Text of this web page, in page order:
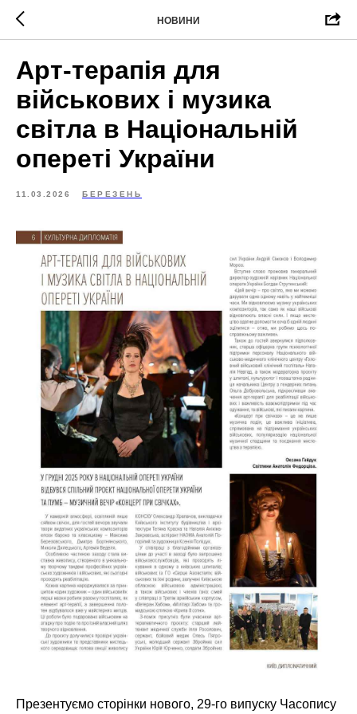
НОВИНИ
Арт-терапія для
військових і музика
світла в Національній
опереті України
11.03.2026 БЕРЕЗЕНЬ
Презентуємо сторінки нового, 29-го випуску Часопису